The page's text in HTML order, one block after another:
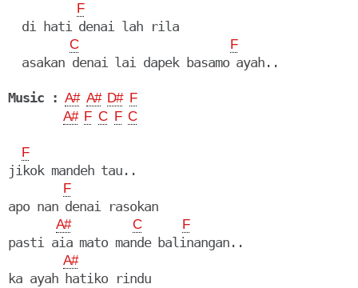
F
  di hati denai lah rila
C F
  asakan denai lai dapek basamo ayah..
Music : A# A# D# F
A# F C F C
F
jikok mandeh tau..
F
apo nan denai rasokan
A# C F
pasti aia mato mande balinangan..
A#
ka ayah hatiko rindu